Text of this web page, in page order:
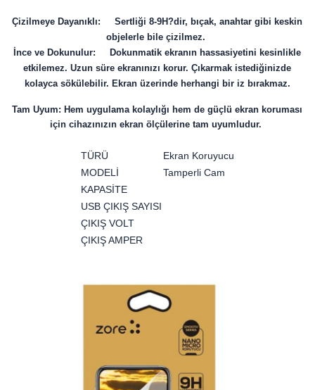
Çizilmeye Dayanıklı: Sertliği 8-9H?dir, bıçak, anahtar gibi keskin
objelerle bile çizilmez.
İnce ve Dokunulur: Dokunmatik ekranın hassasiyetini kesinlikle
etkilemez. Uzun süre ekranınızı korur. Çıkarmak istediğinizde
kolayca sökülebilir. Ekran üzerinde herhangi bir iz bırakmaz.
Tam Uyum: Hem uygulama kolaylığı hem de güçlü ekran koruması
için cihazınızın ekran ölçülerine tam uyumludur.
TÜRÜ
Ekran Koruyucu
MODELİ
Tamperli Cam
KAPASİTE
USB ÇIKIŞ SAYISI
ÇIKIŞ VOLT
ÇIKIŞ AMPER